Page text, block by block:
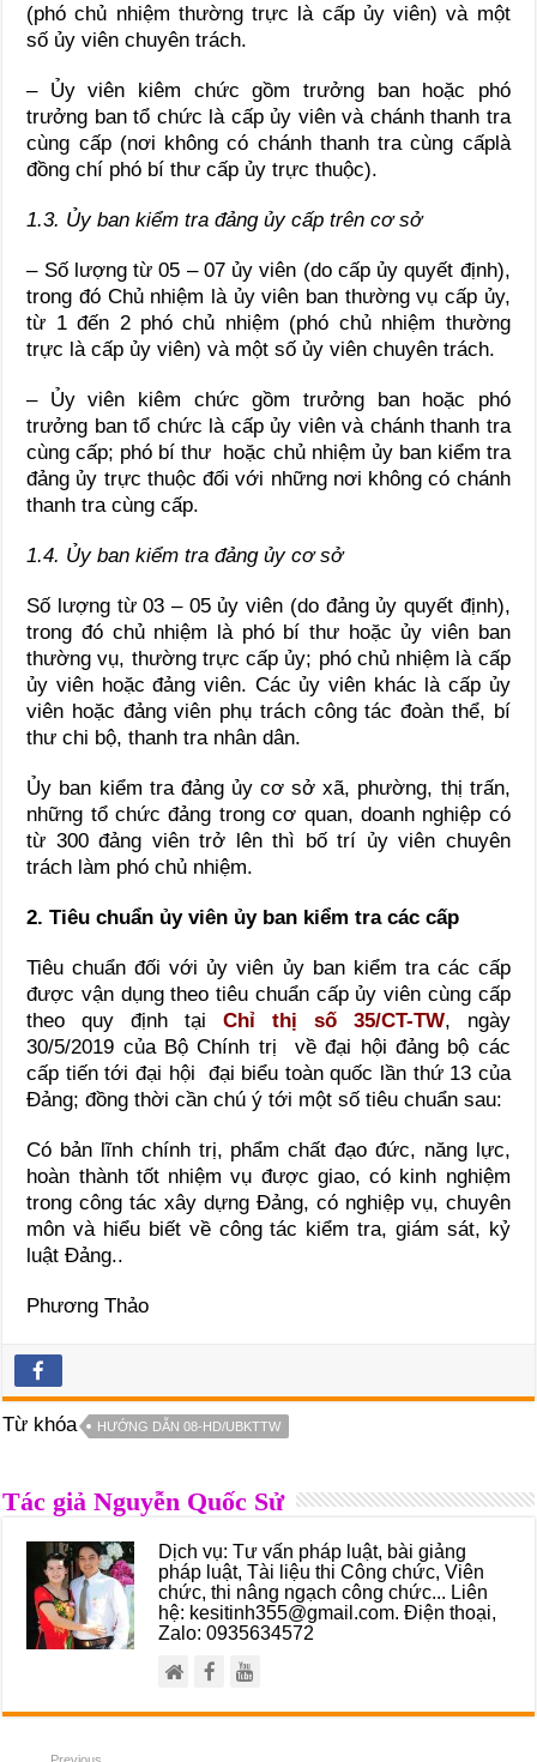
(phó chủ nhiệm thường trực là cấp ủy viên) và một
số ủy viên chuyên trách.
– Ủy viên kiêm chức gồm trưởng ban hoặc phó
trưởng ban tổ chức là cấp ủy viên và chánh thanh tra
cùng cấp (nơi không có chánh thanh tra cùng cấplà
đồng chí phó bí thư cấp ủy trực thuộc).
1.3. Ủy ban kiểm tra đảng ủy cấp trên cơ sở
– Số lượng từ 05 – 07 ủy viên (do cấp ủy quyết định),
trong đó Chủ nhiệm là ủy viên ban thường vụ cấp ủy,
từ 1 đến 2 phó chủ nhiệm (phó chủ nhiệm thường
trực là cấp ủy viên) và một số ủy viên chuyên trách.
– Ủy viên kiêm chức gồm trưởng ban hoặc phó
trưởng ban tổ chức là cấp ủy viên và chánh thanh tra
cùng cấp; phó bí thư hoặc chủ nhiệm ủy ban kiểm tra
đảng ủy trực thuộc đối với những nơi không có chánh
thanh tra cùng cấp.
1.4. Ủy ban kiểm tra đảng ủy cơ sở
Số lượng từ 03 – 05 ủy viên (do đảng ủy quyết định),
trong đó chủ nhiệm là phó bí thư hoặc ủy viên ban
thường vụ, thường trực cấp ủy; phó chủ nhiệm là cấp
ủy viên hoặc đảng viên. Các ủy viên khác là cấp ủy
viên hoặc đảng viên phụ trách công tác đoàn thể, bí
thư chi bộ, thanh tra nhân dân.
Ủy ban kiểm tra đảng ủy cơ sở xã, phường, thị trấn,
những tổ chức đảng trong cơ quan, doanh nghiệp có
từ 300 đảng viên trở lên thì bố trí ủy viên chuyên
trách làm phó chủ nhiệm.
2. Tiêu chuẩn ủy viên ủy ban kiểm tra các cấp
Tiêu chuẩn đối với ủy viên ủy ban kiểm tra các cấp
được vận dụng theo tiêu chuẩn cấp ủy viên cùng cấp
theo quy định tại Chỉ thị số 35/CT-TW, ngày
30/5/2019 của Bộ Chính trị về đại hội đảng bộ các
cấp tiến tới đại hội đại biểu toàn quốc lần thứ 13 của
Đảng; đồng thời cần chú ý tới một số tiêu chuẩn sau:
Có bản lĩnh chính trị, phẩm chất đạo đức, năng lực,
hoàn thành tốt nhiệm vụ được giao, có kinh nghiệm
trong công tác xây dựng Đảng, có nghiệp vụ, chuyên
môn và hiểu biết về công tác kiểm tra, giám sát, kỷ
luật Đảng..
Phương Thảo
Từ khóa HƯỚNG DẪN 08-HD/UBKTTW
Tác giả Nguyễn Quốc Sử
Dịch vụ: Tư vấn pháp luật, bài giảng
pháp luật, Tài liệu thi Công chức, Viên
chức, thi nâng ngạch công chức... Liên
hệ: kesitinh355@gmail.com. Điện thoại,
Zalo: 0935634572